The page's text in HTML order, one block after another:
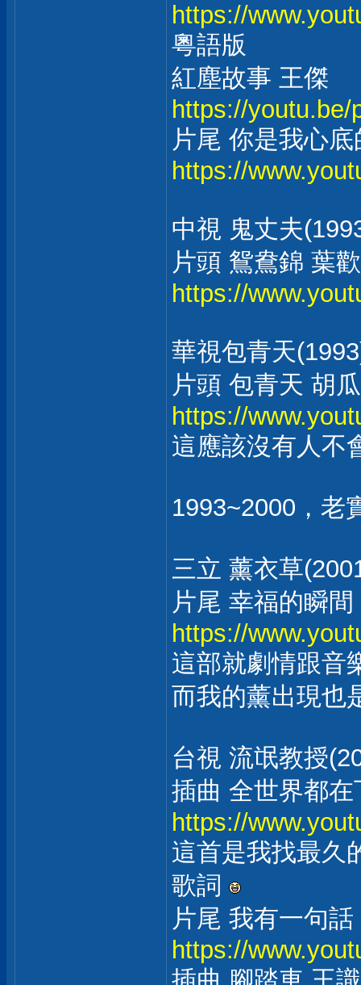
https://
粵語版
紅塵故事 王傑
https://youtu.be/
片尾 你是我心
https://
中視 鬼丈夫
片頭 鴛鴦錦 葉歡
https://
華視包青天
片頭 包青天 胡瓜
https://
這應該沒有人不
1993~2000，老
三立 薰衣草
片尾 幸福的瞬
https://
這部就劇情跟音
而我的薰出現也
台視 流氓教授
插曲 全世界都
https://
這首是我找最久
歌詞
片尾 我有一句
https://
插曲 腳踏車 王